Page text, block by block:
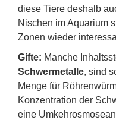
diese Tiere deshalb
Nischen im Aquarium
Zonen wieder
Gifte: Manche
Schwermetalle, sind
Menge für
Konzentration der
eine